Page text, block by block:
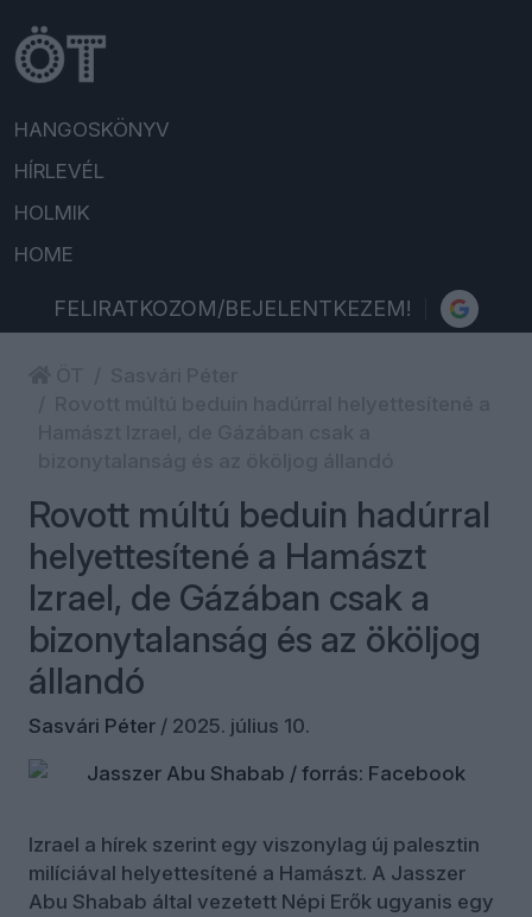
HANGOSKÖNYV
HÍRLEVÉL
HOLMIK
HOME
FELIRATKOZOM/BEJELENTKEZEM!
Rovott múltú beduin hadúrral
helyettesítené a Hamászt
Izrael, de Gázában csak a
bizonytalanság és az ököljog
állandó
Sasvári Péter / 2025. július 10.
Izrael a hírek szerint egy viszonylag új palesztin
milíciával helyettesítené a Hamászt. A Jasszer
Abu Shabab által vezetett Népi Erők ugyanis egy